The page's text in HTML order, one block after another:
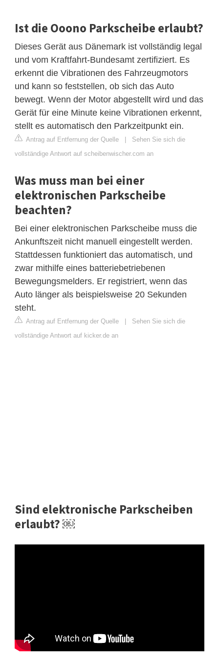
Ist die Ooono Parkscheibe erlaubt?
Dieses Gerät aus Dänemark ist vollständig legal
und vom Kraftfahrt-Bundesamt zertifiziert. Es
erkennt die Vibrationen des Fahrzeugmotors
und kann so feststellen, ob sich das Auto
bewegt. Wenn der Motor abgestellt wird und das
Gerät für eine Minute keine Vibrationen erkennt,
stellt es automatisch den Parkzeitpunkt ein.
Antrag auf Entfernung der Quelle
Sehen Sie sich die
vollständige Antwort auf scheibenwischer.com an
Was muss man bei einer
elektronischen Parkscheibe
beachten?
Bei einer elektronischen Parkscheibe muss die
Ankunftszeit nicht manuell eingestellt werden.
Stattdessen funktioniert das automatisch, und
zwar mithilfe eines batteriebetriebenen
Bewegungsmelders. Er registriert, wenn das
Auto länger als beispielsweise 20 Sekunden
steht.
Antrag auf Entfernung der Quelle
Sehen Sie sich die
vollständige Antwort auf kicker.de an
Sind elektronische Parkscheiben
erlaubt? ￼